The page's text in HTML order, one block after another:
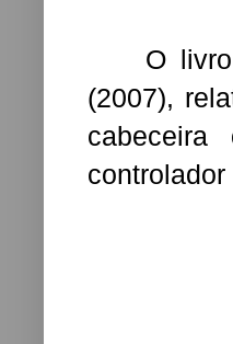
O livro
(2007),
controlador